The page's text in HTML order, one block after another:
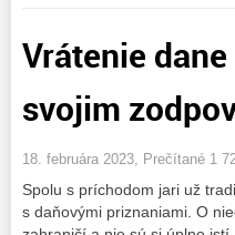
Vrátenie
svojim
18. februára 2023, Prečítané 1
Spolu s príchodom jari už
s daňovými priznaniami. O